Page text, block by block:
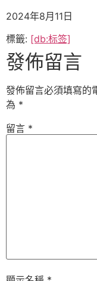
2024年8月11日
標籤: [db:标签]
發佈留言
發佈留言必須填寫的
為 *
留言 *